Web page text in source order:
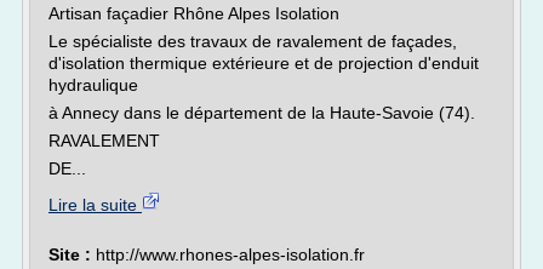
Artisan façadier Rhône Alpes Isolation
Le spécialiste des travaux de ravalement de façades,
d'isolation thermique extérieure et de projection d'enduit
hydraulique
à Annecy dans le département de la Haute-Savoie (74).
RAVALEMENT
DE...
Lire la suite
Site : http://www.rhones-alpes-isolation.fr